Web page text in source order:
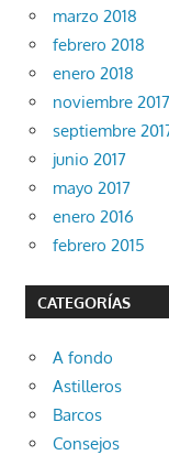
marzo 2018
febrero 2018
enero 2018
noviembre 2017
septiembre
junio 2017
mayo 2017
enero 2016
febrero 2015
CATEGORÍAS
A fondo
Astilleros
Barcos
Consejos